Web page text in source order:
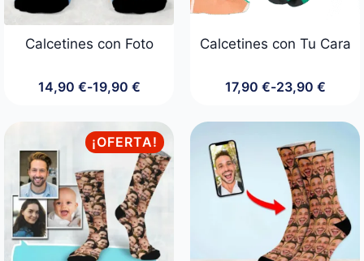
Calcetines con Foto
14,90 €-19,90 €
Rango
precios:
desde
14,90 €
hasta
19,90 €
Calcetines con Tu Cara
17,90 €-23,90 €
Rango
precios:
desde
17,90 €
hasta
23,90 €
¡OFERTA!